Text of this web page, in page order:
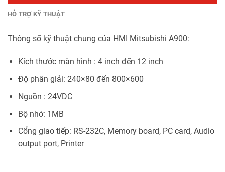
HỖ TRỢ KỸ THUẬT
Thông số kỹ thuật chung của HMI Mitsubishi A900:
Kích thước màn hình : 4 inch đến 12 inch
Độ phân giải: 240×80 đến 800×600
Nguồn : 24VDC
Bộ nhớ: 1MB
Cổng giao tiếp: RS-232C, Memory board, PC card, Audio
output port, Printer